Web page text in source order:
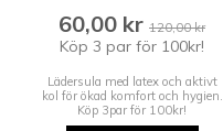
60,00 kr 120,00 kr
Köp 3 par för 100kr!
Lädersula med latex och aktivt
kol för ökad komfort och hygien.
Köp 3par för 100kr!